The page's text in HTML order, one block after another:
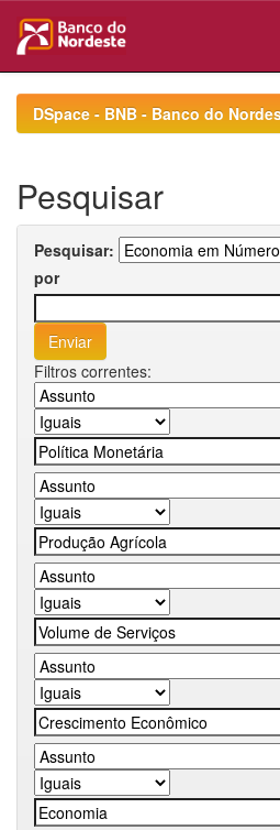
navigationDSpace - BNB - Banco do
Pesquisar
Pesquisar:
por
Filtros correntes: